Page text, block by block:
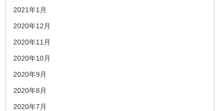
2021年1月
2020年12月
2020年11月
2020年10月
2020年9月
2020年8月
2020年7月